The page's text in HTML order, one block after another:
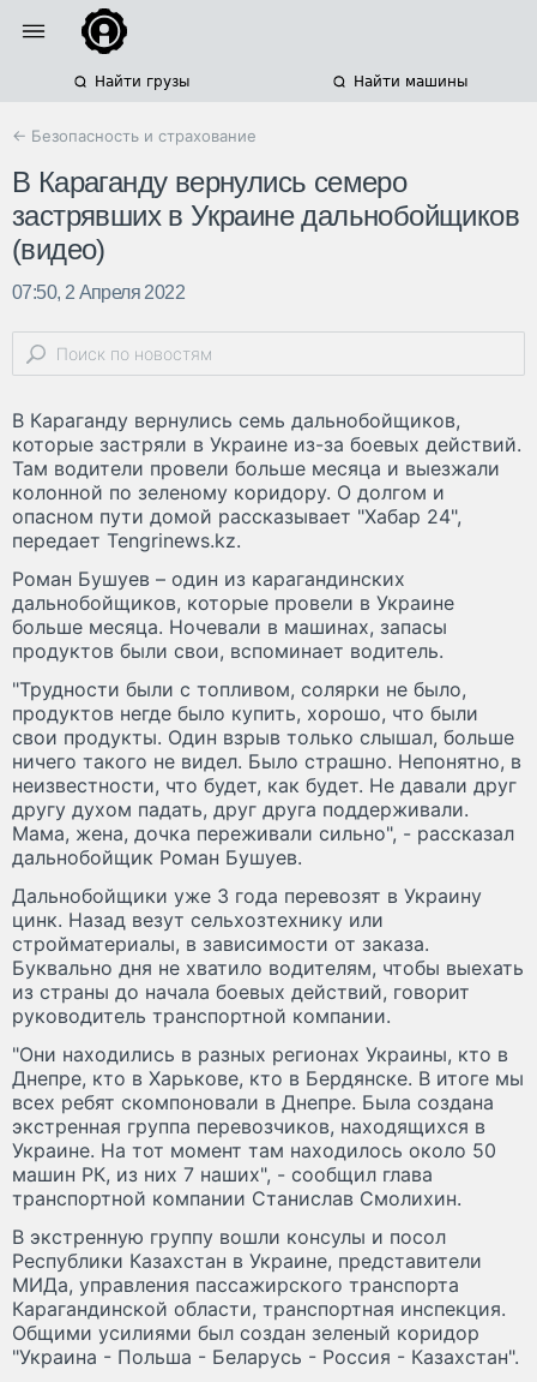
Найти грузы Найти машины
← Безопасность и страхование
В Караганду вернулись семеро
застрявших в Украине дальнобойщиков
(видео)
07:50, 2 Апреля 2022
В Караганду вернулись семь дальнобойщиков,
которые застряли в Украине из-за боевых действий.
Там водители провели больше месяца и выезжали
колонной по зеленому коридору. О долгом и
опасном пути домой рассказывает "Хабар 24",
передает Tengrinews.kz.
Роман Бушуев – один из карагандинских
дальнобойщиков, которые провели в Украине
больше месяца. Ночевали в машинах, запасы
продуктов были свои, вспоминает водитель.
"Трудности были с топливом, солярки не было,
продуктов негде было купить, хорошо, что были
свои продукты. Один взрыв только слышал, больше
ничего такого не видел. Было страшно. Непонятно, в
неизвестности, что будет, как будет. Не давали друг
другу духом падать, друг друга поддерживали.
Мама, жена, дочка переживали сильно", - рассказал
дальнобойщик Роман Бушуев.
Дальнобойщики уже 3 года перевозят в Украину
цинк. Назад везут сельхозтехнику или
стройматериалы, в зависимости от заказа.
Буквально дня не хватило водителям, чтобы выехать
из страны до начала боевых действий, говорит
руководитель транспортной компании.
"Они находились в разных регионах Украины, кто в
Днепре, кто в Харькове, кто в Бердянске. В итоге мы
всех ребят скомпоновали в Днепре. Была создана
экстренная группа перевозчиков, находящихся в
Украине. На тот момент там находилось около 50
машин РК, из них 7 наших", - сообщил глава
транспортной компании Станислав Смолихин.
В экстренную группу вошли консулы и посол
Республики Казахстан в Украине, представители
МИДа, управления пассажирского транспорта
Карагандинской области, транспортная инспекция.
Общими усилиями был создан зеленый коридор
"Украина - Польша - Беларусь - Россия - Казахстан".